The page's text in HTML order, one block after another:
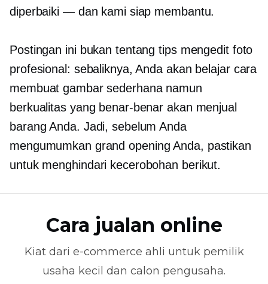
diperbaiki — dan kami siap membantu.
Postingan ini bukan tentang tips mengedit foto
profesional: sebaliknya, Anda akan belajar cara
membuat gambar sederhana namun
berkualitas yang benar-benar akan menjual
barang Anda. Jadi, sebelum Anda
mengumumkan grand opening Anda, pastikan
untuk menghindari kecerobohan berikut.
Cara jualan online
Kiat dari e-commerce ahli untuk pemilik
usaha kecil dan calon pengusaha.